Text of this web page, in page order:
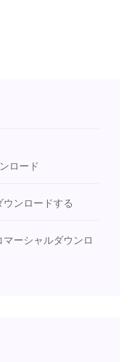
ロード
ンロードする
ーシャルダウンロ